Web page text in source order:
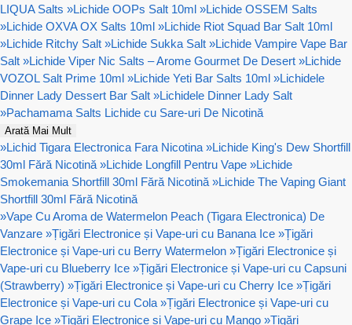
LIQUA Salts »Lichide OOPs Salt 10ml »Lichide OSSEM Salts
»Lichide OXVA OX Salts 10ml »Lichide Riot Squad Bar Salt 10ml
»Lichide Ritchy Salt »Lichide Sukka Salt »Lichide Vampire Vape Bar
Salt »Lichide Viper Nic Salts – Arome Gourmet De Desert »Lichide
VOZOL Salt Prime 10ml »Lichide Yeti Bar Salts 10ml »Lichidele
Dinner Lady Dessert Bar Salt »Lichidele Dinner Lady Salt
»Pachamama Salts Lichide cu Sare-uri De Nicotină
Arată Mai Mult
»Lichid Tigara Electronica Fara Nicotina »Lichide King's Dew Shortfill
30ml Fără Nicotină »Lichide Longfill Pentru Vape »Lichide
Smokemania Shortfill 30ml Fără Nicotină »Lichide The Vaping Giant
Shortfill 30ml Fără Nicotină
»Vape Cu Aroma de Watermelon Peach (Tigara Electronica) De
Vanzare »Țigări Electronice și Vape-uri cu Banana Ice »Țigări
Electronice și Vape-uri cu Berry Watermelon »Țigări Electronice și
Vape-uri cu Blueberry Ice »Țigări Electronice și Vape-uri cu Capsuni
(Strawberry) »Țigări Electronice și Vape-uri cu Cherry Ice »Țigări
Electronice și Vape-uri cu Cola »Țigări Electronice și Vape-uri cu
Grape Ice »Țigări Electronice și Vape-uri cu Mango »Țigări